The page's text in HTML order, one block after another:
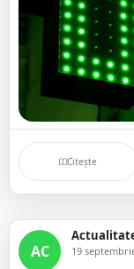
Citește
AC 19